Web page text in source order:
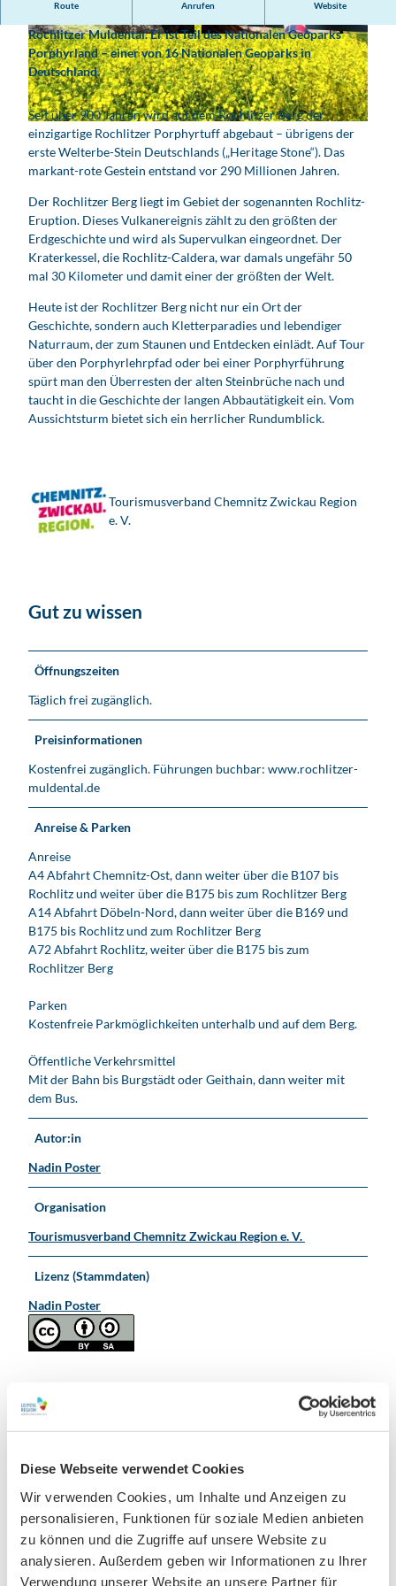
Diese Webseite verwendet Cookies
Wir verwenden Cookies, um Inhalte und Anzeigen zu
personalisieren, Funktionen für soziale Medien anbieten
zu können und die Zugriffe auf unsere Website zu
analysieren. Außerdem geben wir Informationen zu Ihrer
Verwendung unserer Website an unsere Partner für
© Gotthard Ladegast, Heimat- und Verkehrsverein "Rochlitzer Muldental" e.V. | CC-BY-SA
© Bianka Behrami, Heimat- und Verkehrsverein
"Rochlitzer Muldental" e.V. |CC-BY-ND
© Bianka Behrami, Heimat- und Verkehrsverein
"Rochlitzer Muldental" e.V. |CC-BY-ND
Route Anrufen Website
Rochlitzer Muldental. Er ist Teil des Nationalen Geoparks
Porphyrland – einer von 16 Nationalen Geoparks in
Deutschland.
Seit über 900 Jahren wird auf dem Rochlitzer Berg der
einzigartige Rochlitzer Porphyrtuff abgebaut – übrigens der
erste Welterbe-Stein Deutschlands („Heritage Stone“). Das
markant-rote Gestein entstand vor 290 Millionen Jahren.
Der Rochlitzer Berg liegt im Gebiet der sogenannten Rochlitz-
Eruption. Dieses Vulkanereignis zählt zu den größten der
Erdgeschichte und wird als Supervulkan eingeordnet. Der
Kraterkessel, die Rochlitz-Caldera, war damals ungefähr 50
mal 30 Kilometer und damit einer der größten der Welt.
Heute ist der Rochlitzer Berg nicht nur ein Ort der
Geschichte, sondern auch Kletterparadies und lebendiger
Naturraum, der zum Staunen und Entdecken einlädt. Auf Tour
über den Porphyrlehrpfad oder bei einer Porphyrführung
spürt man den Überresten der alten Steinbrüche nach und
taucht in die Geschichte der langen Abbautätigkeit ein. Vom
Aussichtsturm bietet sich ein herrlicher Rundumblick.
Tourismusverband Chemnitz Zwickau Region
e. V.
Gut zu wissen
Öffnungszeiten
Täglich frei zugänglich.
Preisinformationen
Kostenfrei zugänglich. Führungen buchbar: www.rochlitzer-
muldental.de
Anreise & Parken
Anreise
A4 Abfahrt Chemnitz-Ost, dann weiter über die B107 bis
Rochlitz und weiter über die B175 bis zum Rochlitzer Berg
A14 Abfahrt Döbeln-Nord, dann weiter über die B169 und
B175 bis Rochlitz und zum Rochlitzer Berg
A72 Abfahrt Rochlitz, weiter über die B175 bis zum
Rochlitzer Berg
Parken
Kostenfreie Parkmöglichkeiten unterhalb und auf dem Berg.
Öffentliche Verkehrsmittel
Mit der Bahn bis Burgstädt oder Geithain, dann weiter mit
dem Bus.
Autor:in
Nadin Poster
Organisation
Tourismusverband Chemnitz Zwickau Region e. V.
Lizenz (Stammdaten)
Nadin Poster
Veranstaltung
Sehenswertes